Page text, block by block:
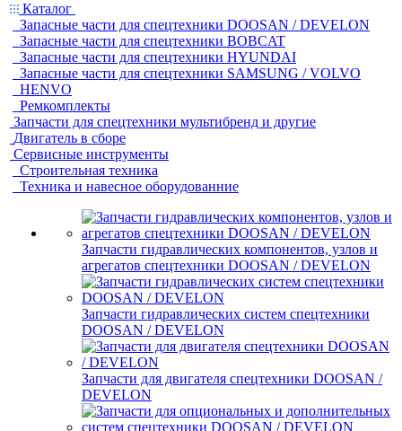
Каталог
Запасные части для спецтехники DOOSAN / DEVELON
Запасные части для спецтехники BOBCAT
Запасные части для спецтехники HYUNDAI
Запасные части для спецтехники SAMSUNG / VOLVO
HENVO
Ремкомплекты
Запчасти для спецтехники мультибренд и другие
Двигатель в сборе
Сервисные инструменты
Строительная техника
Техника и навесное оборудованние
Запчасти гидравлических компонентов, узлов и
агрегатов спецтехники DOOSAN / DEVELON
Запчасти гидравлических систем спецтехники
DOOSAN / DEVELON
Запчасти для двигателя спецтехники DOOSAN /
DEVELON